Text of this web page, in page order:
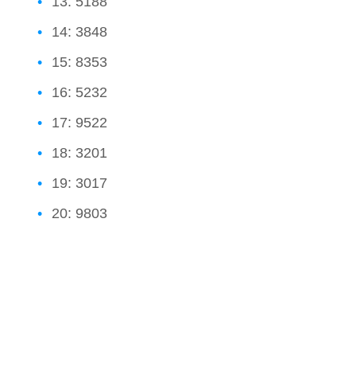
14: 3848
15: 8353
16: 5232
17: 9522
18: 3201
19: 3017
20: 9803